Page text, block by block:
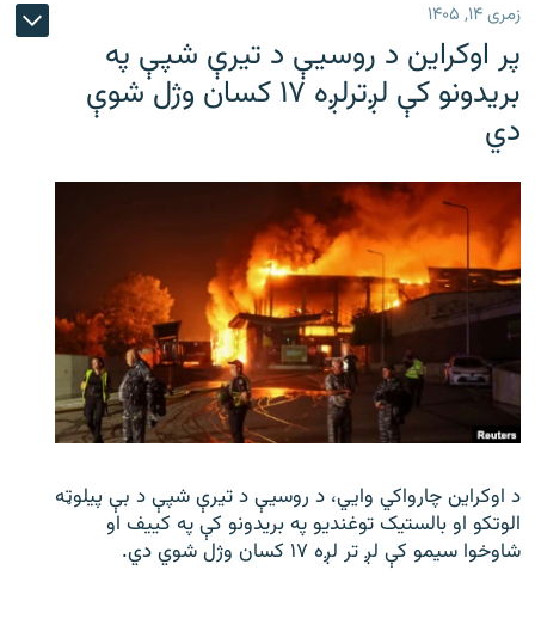
زمری ۱۴, ۱۴۰۵
پر اوکراین د روسیې د تیرې شپې په
بریدونو کې لږترلږه ۱۷ کسان وژل شوې
دي
د اوکراین چارواکي وایي، د روسیې د تیرې شپې د بې‌ پیلوټه
الوتکو او بالستیک توغندیو په بریدونو کې په کییف او
شاوخوا سیمو کې لږ تر لږه ۱۷ کسان وژل شوي دي.